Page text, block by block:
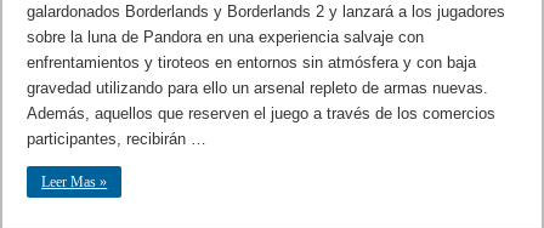
galardonados Borderlands y Borderlands 2 y lanzará a los jugadores
sobre la luna de Pandora en una experiencia salvaje con
enfrentamientos y tiroteos en entornos sin atmósfera y con baja
gravedad utilizando para ello un arsenal repleto de armas nuevas.
Además, aquellos que reserven el juego a través de los comercios
participantes, recibirán …
Leer Mas »